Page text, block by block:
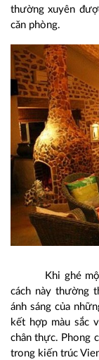
thường xuyên
căn phòng.
Khi ghé một
cách này thường
ánh sáng của
kết hợp màu sắc
chân thực. Phong
trong kiến trúc